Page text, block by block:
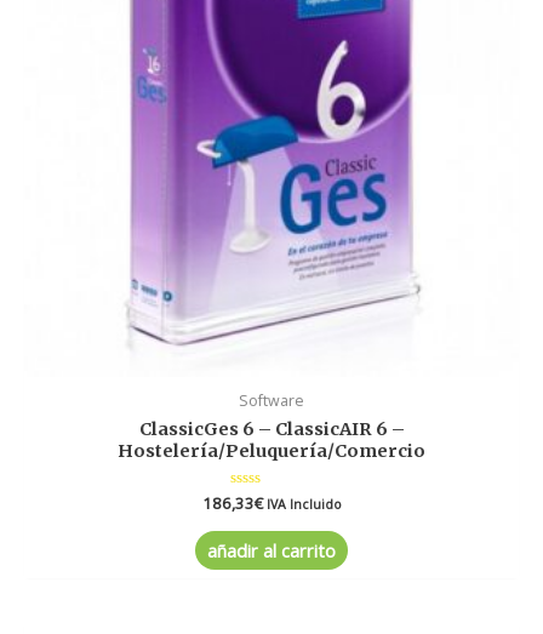
Software
ClassicGes 6 – ClassicAIR 6 –
Hostelería/Peluquería/Comercio
Valorado
en
0
de
5
186,33€ IVA Incluido
añadir al carrito